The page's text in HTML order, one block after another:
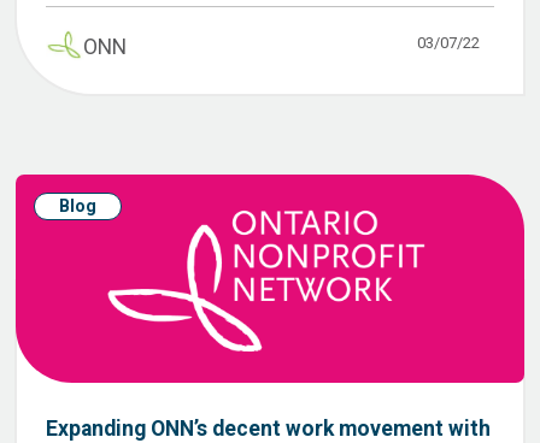
ONN 03/07/22
Blog
Expanding ONN’s decent work movement with